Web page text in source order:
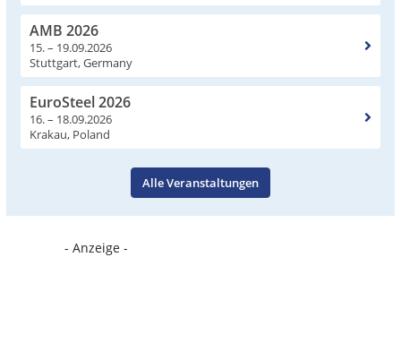
AMB 2026
15. – 19.09.2026
Stuttgart, Germany
EuroSteel 2026
16. – 18.09.2026
Krakau, Poland
Alle Veranstaltungen
- Anzeige -